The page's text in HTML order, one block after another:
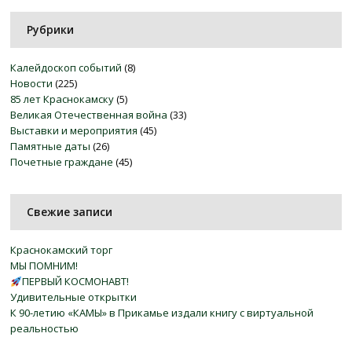
Рубрики
Калейдоскоп событий (8)
Новости (225)
85 лет Краснокамску(5)
Великая Отечественная война (33)
Выставки и мероприятия (45)
Памятные даты (26)
Почетные граждане (45)
Свежие записи
Краснокамский торг
МЫ ПОМНИМ!
ПЕРВЫЙ КОСМОНАВТ!
Удивительные открытки
К 90-летию «КАМЫ» в Прикамье издали книгу с виртуальной
реальностью